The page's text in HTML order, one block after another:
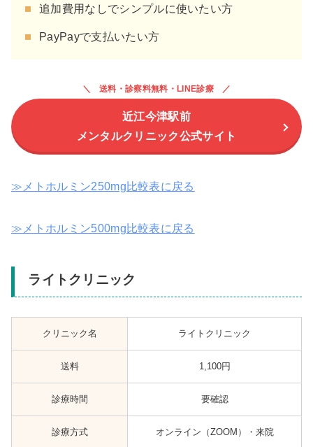
追加費用なしでシンプルに使いたい方
PayPayで支払いたい方
送料・診察料無料・LINE診療
近江今津駅前
メンタルクリニック公式サイト
≫メトホルミン250mg比較表に戻る
≫メトホルミン500mg比較表に戻る
ライトクリニック
クリニック名 ライトクリニック
送料 1,100円
診療時間 要確認
診療方式 オンライン（ZOOM）・来院